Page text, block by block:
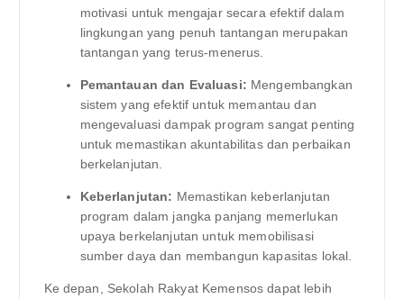
motivasi untuk mengajar secara efektif dalam
lingkungan yang penuh tantangan merupakan
tantangan yang terus-menerus.
Pemantauan dan Evaluasi: Mengembangkan
sistem yang efektif untuk memantau dan
mengevaluasi dampak program sangat penting
untuk memastikan akuntabilitas dan perbaikan
berkelanjutan.
Keberlanjutan: Memastikan keberlanjutan
program dalam jangka panjang memerlukan
upaya berkelanjutan untuk memobilisasi
sumber daya dan membangun kapasitas lokal.
Ke depan, Sekolah Rakyat Kemensos dapat lebih